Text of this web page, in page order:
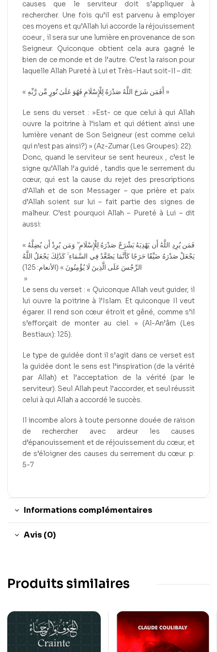
causes que le serviteur doit s’appliquer à
rechercher. Une fois qu’il est parvenu à employer
ces moyens et qu’Allah lui accorde la réjouissement
coeur , il sera sur une lumière en provenance de son
Seigneur. Quiconque obtient cela aura gagné le
bien de ce monde et de l’autre. C’est la raison pour
laquelle Allah Pureté à Lui et Très-Haut soit-Il – dit:
« أَفَمَن شَرَحَ اللَّهُ صَدْرَهُ لِلْإِسْلَامِ فَهُوَ عَلَىٰ نُورٍ مِّن رَّبِّهِ »
Le sens du verset : »Est- ce que celui à qui Allah
ouvre la poitrine à l’islam et qui détient ainsi une
lumière venant de Son Seigneur (est comme celui
qui n’est pas ainsi?) » (Az-Zumar (Les Groupes): 22).
Donc, quand le serviteur se sent heureux , c’est le
signe qu’Allah l’a guidé , tandis que le serrement du
cœur, qui est la cause du rejet des prescriptions
d’Allah et de son Messager – que prière et paix
d’Allah soient sur lui – fait partie des signes de
malheur. C’est pourquoi Allah – Pureté à Lui – dit
aussi:
« فَمَن يُرِدِ اللَّهُ أَن يَهْدِيَهُ يَشْرَحْ صَدْرَهُ لِلْإِسْلَامِ ۖ وَمَن يُرِدْ أَن يُضِلَّهُ
يَجْعَلْ صَدْرَهُ ضَيِّقًا حَرَجًا كَأَنَّمَا يَصَّعَّدُ فِي السَّمَاءِ ۚ كَذَٰلِكَ يَجْعَلُ اللَّهُ
الرِّجْسَ عَلَى الَّذِينَ لَا يُؤْمِنُونَ » (الأنعام: 125)
»
Le sens du verset : « Quiconque Allah veut guider, il
lui ouvre la poitrine à l’Islam. Et quiconque Il veut
égarer. Il rend son cœur étroit et gêné, comme s’il
s’efforçait de monter au ciel. » (Al-An’âm (Les
Bestiaux): 125).
Le type de guidée dont il s’agit dans ce verset est
la guidée dont le sens est l’inspiration (de la vérité
par Allah) et l’acceptation de la vérité (par le
serviteur). Seul Allah peut l’accorder, et seul réussit
celui à qui Allah a accordé le succès.
Il incombe alors à toute personne douée de raison
de rechercher avec ardeur les causes
d’épanouissement et de réjouissement du cœur, et
de s’éloigner des causes du serrement du cœur. p:
5-7
Informations complémentaires
Avis (0)
Produits similaires